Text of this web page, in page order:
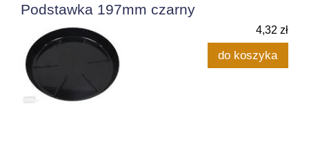
Podstawka 197mm czarny
4,32 zł
do koszyka